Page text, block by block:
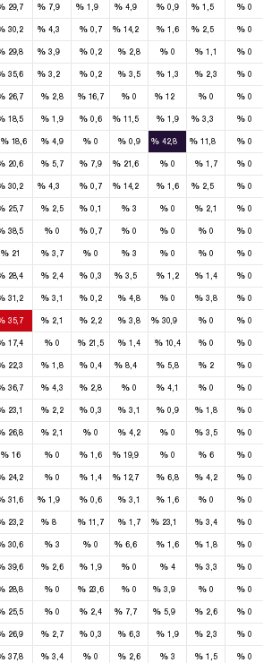
29,7 % 7,9 % 1,9 % 4,9 % 0,9 % 1,5 % 0
30,2 % 4,3 % 0,7 %14,2 % 1,6 % 2,5 % 0
29,8 % 3,9 % 0,2 % 2,8 % 0 % 1,1 % 0
35,6 % 3,2 % 0,2 % 3,5 % 1,3 % 2,3 % 0
26,7 % 2,8 %16,7 % 0 %12 % 0 % 0
18,5 % 1,9 % 0,6 %11,5 % 1,9 % 3,3 % 0
%18,6 % 4,9 % 0 % 0,9 %42,8 %11,8 % 0
20,6 % 5,7 % 7,9 %21,6 % 0 % 1,7 % 0
30,2 % 4,3 % 0,7 %14,2 % 1,6 % 2,5 % 0
25,7 % 2,5 % 0,1 % 3 % 0 % 2,1 % 0
38,5 % 0 % 0,7 % 0 % 0 % 0 % 0
%21 % 3,7 % 0 % 3 % 0 % 0 % 0
28,4 % 2,4 % 0,3 % 3,5 % 1,2 % 1,4 % 0
31,2 % 3,1 % 0,2 % 4,8 % 0 % 3,8 % 0
35,7 % 2,1 % 2,2 % 3,8 %30,9 % 0 % 0
17,4 % 0 %21,5 % 1,4 %10,4 % 0 % 0
22,3 % 1,8 % 0,4 % 8,4 % 5,8 % 2 % 0
36,7 % 4,3 % 2,8 % 0 % 4,1 % 0 % 0
23,1 % 2,2 % 0,3 % 3,1 % 0,9 % 1,8 % 0
26,8 % 2,1 % 0 % 4,2 % 0 % 3,5 % 0
%16 % 0 % 1,6 %19,9 % 0 % 6 % 0
24,2 % 0 % 1,4 %12,7 % 6,8 % 4,2 % 0
31,6 % 1,9 % 0,6 % 3,1 % 1,6 % 0 % 0
23,2 % 8 %11,7 % 1,7 %23,1 % 3,4 % 0
30,6 % 3 % 0 % 6,6 % 1,6 % 1,8 % 0
39,6 % 2,6 % 1,9 % 0 % 4 % 3,3 % 0
28,8 % 0 %23,6 % 0 % 3,9 % 0 % 0
25,5 % 0 % 2,4 % 7,7 % 5,9 % 2,6 % 0
26,9 % 2,7 % 0,3 % 6,3 % 1,9 % 2,3 % 0
37,8 % 3,4 % 0 % 2,6 % 3 % 1,5 % 0